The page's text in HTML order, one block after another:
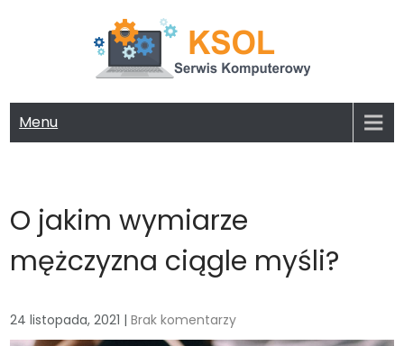
KSOL FIRMA KOMPUTEROWA
naszą ofertą!
Menu
O jakim wymiarze
mężczyzna ciągle myśli?
24 listopada, 2021 |Brak komentarzy